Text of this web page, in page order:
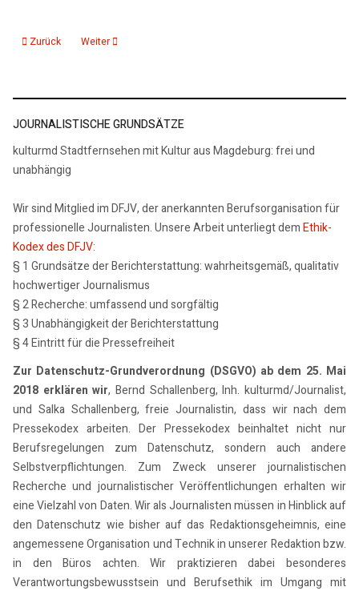
Vorheriger Beitrag: 18.09.25: Sonderausstellung: Die große Domreparatur
Zurück Nächster Beitrag: Alwines Puppen - Kostümgeschichte en
Weiter
JOURNALISTISCHE GRUNDSÄTZE
kulturmd Stadtfernsehen mit Kultur aus Magdeburg: frei und
unabhängig
Wir sind Mitglied im DFJV, der anerkannten Berufsorganisation für
professionelle Journalisten. Unsere Arbeit unterliegt demEthik-
Kodex des DFJV:
§ 1 Grundsätze der Berichterstattung: wahrheitsgemäß, qualitativ
hochwertiger Journalismus
§ 2 Recherche: umfassend und sorgfältig
§ 3 Unabhängigkeit der Berichterstattung
§ 4 Eintritt für die Pressefreiheit
Zur Datenschutz-Grundverordnung (DSGVO) ab dem 25. Mai
2018 erklären wir, Bernd Schallenberg, Inh. kulturmd/Journalist,
und Salka Schallenberg, freie Journalistin, dass wir nach dem
Pressekodex arbeiten. Der Pressekodex beinhaltet nicht nur
Berufsregelungen zum Datenschutz, sondern auch andere
Selbstverpflichtungen. Zum Zweck unserer journalistischen
Recherche und journalistischer Veröffentlichungen erhalten wir
eine Vielzahl von Daten. Wir als Journalisten müssen in Hinblick auf
den Datenschutz wie bisher auf das Redaktionsgeheimnis, eine
angemessene Organisation und Technik in unserer Redaktion bzw.
in den Büros achten. Wir praktizieren dabei besonderes
Verantwortungsbewusstsein und Berufsethik im Umgang mit